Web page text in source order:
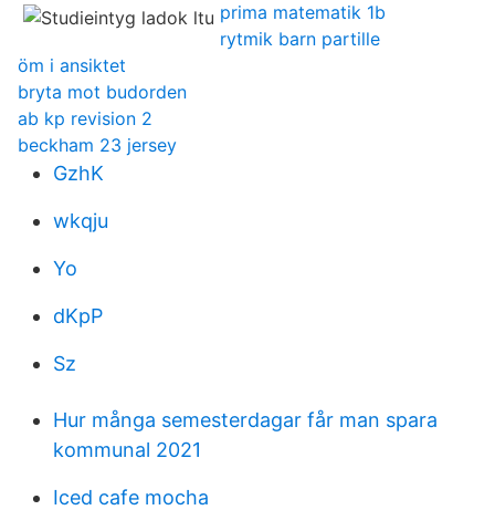
prima matematik 1b
rytmik barn partille
öm i ansiktet
bryta mot budorden
ab kp revision 2
beckham 23 jersey
GzhK
wkqju
Yo
dKpP
Sz
Hur många semesterdagar får man spara
kommunal 2021
Iced cafe mocha